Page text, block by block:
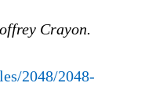
Crayon.
2048/2048-